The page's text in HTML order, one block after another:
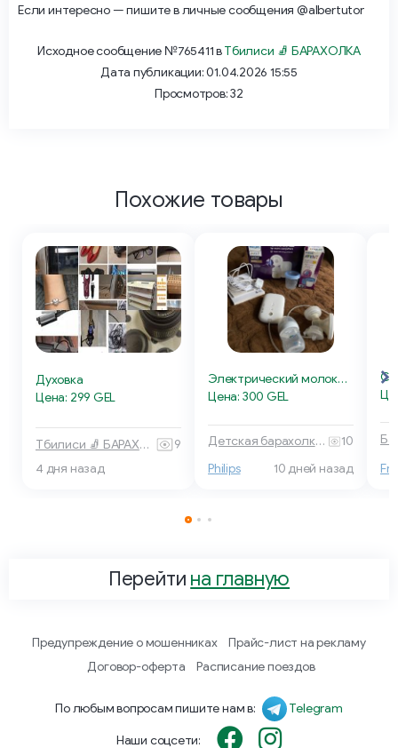
Если интересно — пишите в личные сообщения @albertutor
Исходное сообщение №765411 вТбилиси 🧦 БАРАХОЛКА
Дата публикации: 01.04.2026 15:55
Просмотров: 32
Похожие товары
Духовка
Цена: 299 GEL
Тбилиси 🧦 БАРАХОЛКА
9
4 дня назад
Электрический молокоотсос Philips
Цена: 300 GEL
Детская барахолка 🧸 Тбилиси
10
Philips
10 дней назад
Перейти на главную
Предупреждение о мошенниках
Прайс-лист на рекламу
Договор-оферта
Расписание поездов
По любым вопросам пишите нам в: Telegram
Наши соцсети: